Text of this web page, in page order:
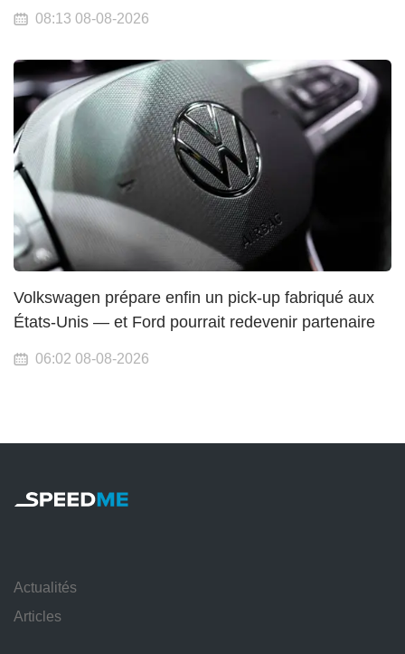
08:13 08-08-2026
Volkswagen prépare enfin un pick-up fabriqué aux
États-Unis — et Ford pourrait redevenir partenaire
06:02 08-08-2026
Actualités
Articles